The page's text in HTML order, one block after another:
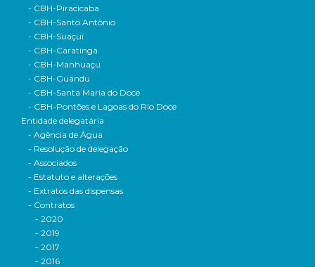
- CBH-Piracicaba
- CBH-Santo Antônio
- CBH-Suaçuí
- CBH-Caratinga
- CBH-Manhuaçu
- CBH-Guandu
- CBH-Santa Maria do Doce
- CBH-Pontões e Lagoas do Rio Doce
Entidade delegatária
- Agência de Água
- Resolução de delegação
- Associados
- Estatuto e alterações
- Extratos das dispensas
- Contratos
- 2020
- 2019
- 2017
- 2016